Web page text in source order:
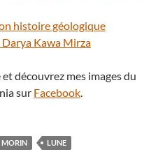
histoire géologique
Darya Kawa Mirza
découvrez mes images du
sur Facebook.
MORIN
LUNE